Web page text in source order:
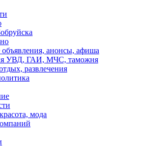
объявления, анонсы, афиша
УВД, ГАИ, МЧС, таможня
развлечения
мода